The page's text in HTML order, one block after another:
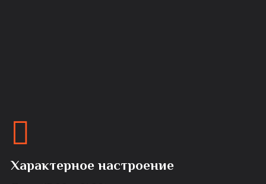
Характерное настроение